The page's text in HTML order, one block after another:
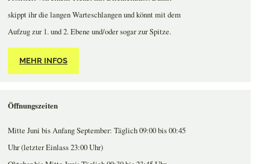
skippt ihr die langen Warteschlangen und könnt mit dem
Aufzug zur 1. und 2. Ebene und/oder sogar zur Spitze.
MEHR INFOS
Öffnungszeiten
Mitte Juni bis Anfang September: Täglich 09:00 bis 00:45
Uhr (letzter Einlass 23:00 Uhr)